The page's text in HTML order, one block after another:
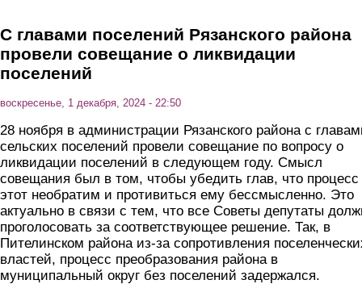
С главами поселений Рязанского района
провели совещание о ликвидации
поселений
воскресенье, 1 декабря, 2024 - 22:50
28 ноября в администрации Рязанского района с
сельских поселений провели совещание по вопросу о
ликвидации поселений в следующем году. Смысл
совещания был в том, чтобы убедить глав, что процесс
этот необратим и противиться ему бессмысленно. Это
актуально в связи с тем, что все Советы депутаты
проголосовать за соответствующее решение. Так, в
Пителинском района из-за сопротивления
властей, процесс преобразования района в
муниципальный округ без поселений задержался.